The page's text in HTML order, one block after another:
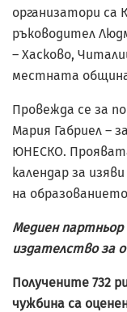
организатори са
ръководител
– Хасково,
местната
Провежда се за
Мария Габриел –
ЮНЕСКО.
календар за
на
Медиен партньор
издателство за
Получените 732
чужбина са